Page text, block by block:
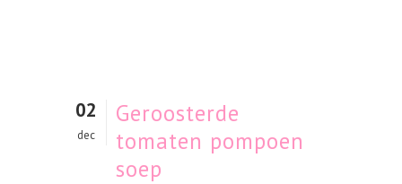
02
dec
Geroosterde
tomaten pompoen
soep